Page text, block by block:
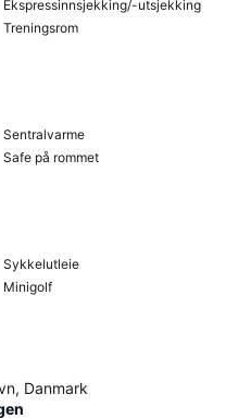
Ekspressinnsjekking/-utsjekking
Treningsrom
Sentralvarme
Safe på rommet
Sykkelutleie
Minigolf
Danmark